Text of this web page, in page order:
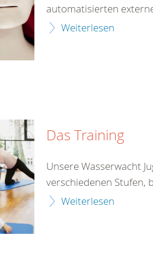
automatisierten
Weiterlesen
Das Training
Unsere Wasserwacht
verschiedenen Stufen,
Weiterlesen